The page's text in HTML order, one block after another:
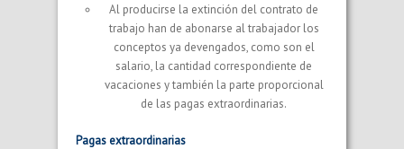
Al producirse la extinción del contrato de
trabajo han de abonarse al trabajador los
conceptos ya devengados, como son el
salario, la cantidad correspondiente de
vacaciones y también la parte proporcional
de las pagas extraordinarias.
Pagas extraordinarias